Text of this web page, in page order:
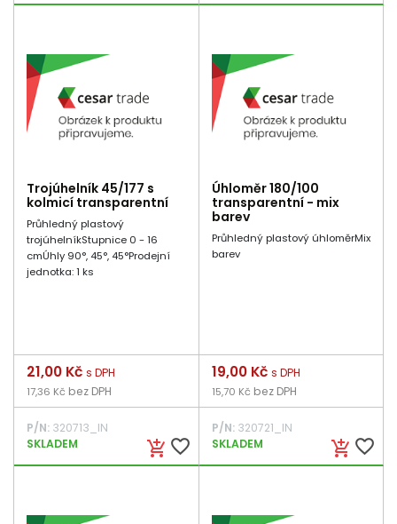
Trojúhelník 45/177 s
kolmicí transparentní
Průhledný plastový
trojúhelníkStupnice 0 - 16
cmÚhly 90°, 45°, 45°Prodejní
jednotka: 1 ks
add_shopping_cart favorite_border
Cena
21,00 Kč s DPH
17,36 Kč bez DPH
P/N: 320713_IN
SKLADEM
Úhloměr 180/100
transparentní - mix
barev
Průhledný plastový úhloměrMix
barev
add_shopping_cart favorite_border
Cena
19,00 Kč s DPH
15,70 Kč bez DPH
P/N:320721_IN
SKLADEM